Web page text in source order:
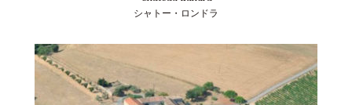
シャトー・ロンドラ